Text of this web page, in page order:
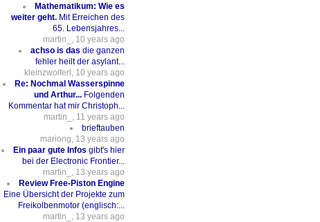
Mathematikum: Wie es
weiter geht. Mit Erreichen des
65. Lebensjahres...
martin_, 10 years ago
achso is das die ganzen
fehler heilt der asylant...
kleinzwolferl, 10 years ago
Re: Nochmal Wasserspinne
und Arthur... Folgenden
Kommentar hat mir Christoph...
martin_, 11 years ago
brieftauben
mariong, 13 years ago
Ein paar gute Infos gibt's hier
bei der Electronic Frontier...
martin_, 13 years ago
Review Free-Piston Engine
Eine Übersicht der Projekte zum
Freikolbenmotor (englisch:...
martin_, 13 years ago